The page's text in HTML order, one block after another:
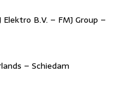
B.V. – FMJ Group –
– Schiedam